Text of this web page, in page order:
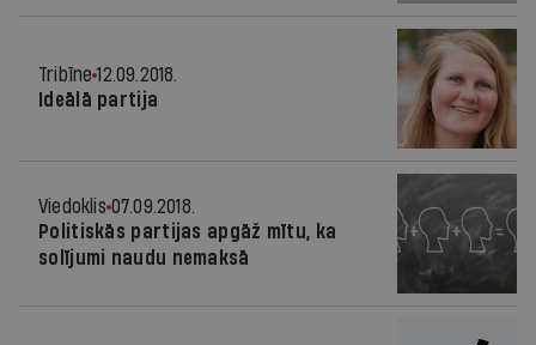
Tribīne 12.09.2018.
Ideālā partija
Viedoklis 07.09.2018.
Politiskās partijas apgāž mītu, ka
solījumi naudu nemaksā